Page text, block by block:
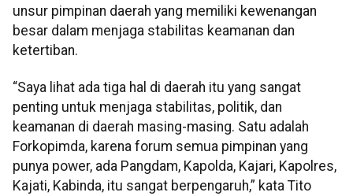
unsur pimpinan daerah yang memiliki kewenangan
besar dalam menjaga stabilitas keamanan dan
ketertiban.
“Saya lihat ada tiga hal di daerah itu yang sangat
penting untuk menjaga stabilitas, politik, dan
keamanan di daerah masing-masing. Satu adalah
Forkopimda, karena forum semua pimpinan yang
punya power, ada Pangdam, Kapolda, Kajari, Kapolres,
Kajati, Kabinda, itu sangat berpengaruh,” kata Tito